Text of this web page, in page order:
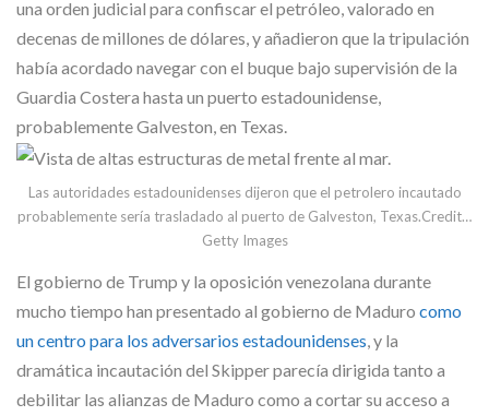
una orden judicial para confiscar el petróleo, valorado en
decenas de millones de dólares, y añadieron que la tripulación
había acordado navegar con el buque bajo supervisión de la
Guardia Costera hasta un puerto estadounidense,
probablemente Galveston, en Texas.
Las autoridades estadounidenses dijeron que el petrolero incautado
probablemente sería trasladado al puerto de Galveston, Texas.Credit…
Getty Images
El gobierno de Trump y la oposición venezolana durante
mucho tiempo han presentado al gobierno de Maduro como
un centro para los adversarios estadounidenses, y la
dramática incautación del Skipper parecía dirigida tanto a
debilitar las alianzas de Maduro como a cortar su acceso a